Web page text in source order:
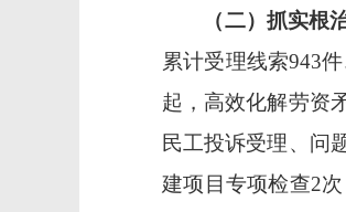
（二）抓实根
累计受理线索943
起，高效化解劳资
民工投诉受理、问
建项目专项检查2